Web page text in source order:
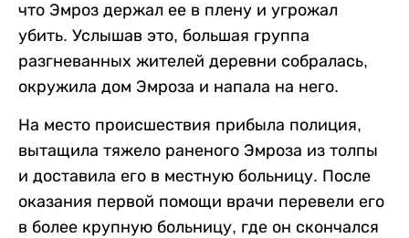
что Эмроз держал ее в плену и угрожал
убить. Услышав это, большая группа
разгневанных жителей деревни собралась,
окружила дом Эмроза и напала на него.
На место происшествия прибыла полиция,
вытащила тяжело раненого Эмроза из толпы
и доставила его в местную больницу. После
оказания первой помощи врачи перевели его
в более крупную больницу, где он скончался